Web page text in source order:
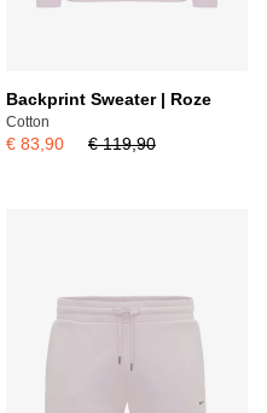
Backprint Sweater | Roze
Cotton
€ 83,90 € 119,90